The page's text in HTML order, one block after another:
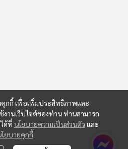
คุกกี้ เพื่อเพิ่มประสิทธิภาพและ
านเว็บไซต์ของท่าน ท่านสามารถ
ด้ที่ นโยบายความเป็นส่วนตัว และ
ยบายคุกกี้